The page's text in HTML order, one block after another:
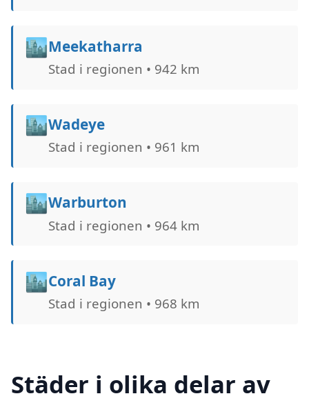
🏙️Meekatharra
Stad i regionen • 942 km
🏙️Wadeye
Stad i regionen • 961 km
🏙️Warburton
Stad i regionen • 964 km
🏙️Coral Bay
Stad i regionen • 968 km
Städer i olika delar av